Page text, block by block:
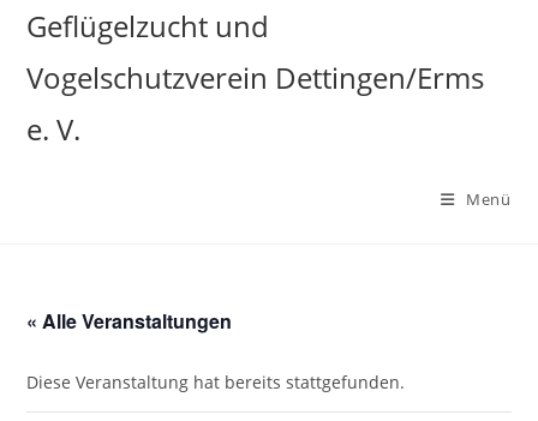
Zum
Inhalt
springen
Geflügelzucht und
Vogelschutzverein Dettingen/Erms
e. V.
Menü
« Alle Veranstaltungen
Diese Veranstaltung hat bereits stattgefunden.